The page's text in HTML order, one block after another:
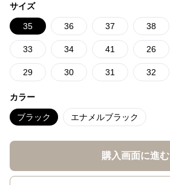
サイズ
35 36 37 38
33 34 41 26
29 30 31 32
カラー
ブラック エナメルブラック
購入画面に進む